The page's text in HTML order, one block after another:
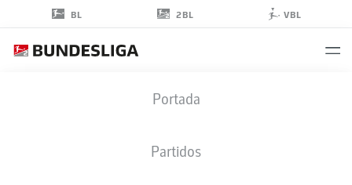
BL 2BL VBL
Portada
Partidos